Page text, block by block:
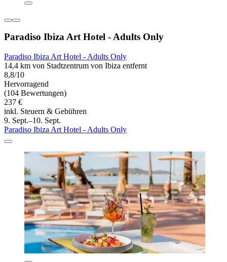
Paradiso Ibiza Art Hotel - Adults Only
Paradiso Ibiza Art Hotel - Adults Only
14,4 km von Stadtzentrum von Ibiza entfernt
8,8/10
Hervorragend
(104 Bewertungen)
237 €
inkl. Steuern & Gebühren
9. Sept.–10. Sept.
Paradiso Ibiza Art Hotel - Adults Only